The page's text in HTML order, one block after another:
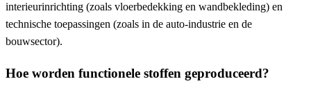
interieurinrichting (zoals vloerbedekking en wandbekleding) en
technische toepassingen (zoals in de auto-industrie en de
bouwsector).
Hoe worden functionele stoffen geproduceerd?